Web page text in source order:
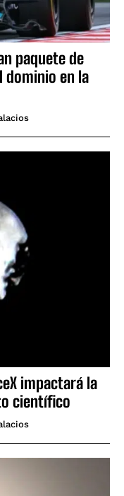
paquete de
dominio en la
impactará la
científico